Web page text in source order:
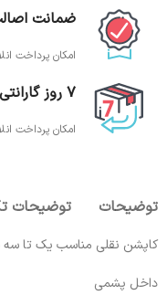
ضمانت
امکان پرداخت
7 روز گارانتی بازگشت وجه
امکان پرداخت
توضیحات توضیحات
کاپشن نقلی مناسب یک تا
داخل پشمی